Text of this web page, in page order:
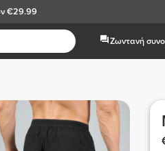
€29.99
Ζωντανή